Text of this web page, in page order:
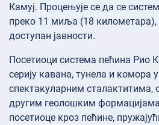
Камуј. Процењује се да се
преко 11 миља (18 километара),
доступан јавности.
Посетиоци система пећина Рио
серију кавана, тунела и комора
спектакуларним сталактитима,
другим геолошким
посетиоце кроз пећине,